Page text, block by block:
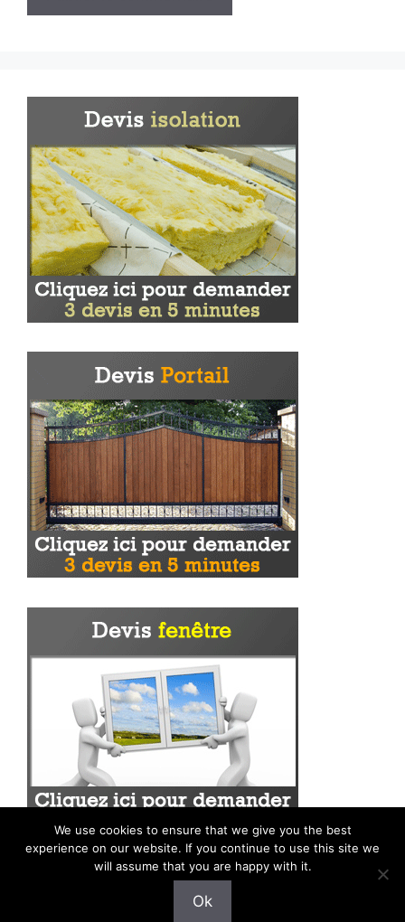
Mentions légales
We use cookies to ensure that we give you the best
experience on our website. If you continue to use this site we
will assume that you are happy with it.
Ok